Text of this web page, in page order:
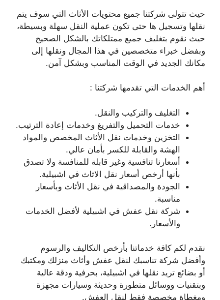
حيث تتولى شركتنا جميع محتويات الأثاث التي سوف يتم
نقلها وتسجيل ها حتى تكون عملية النقل سهلة وبسيطة،
حيث نقوم بتغليف جميع ممتلكاتك بالشكل الصحيح
وبفضل خبراء متخصصين في هذا المجال ونقلها إلى
مكانك الجديد في الوقت المناسب وبشكل آمن.
أهم الخدمات التي تقدمها شركتنا :
التغليف والتركيب والنقل.
خدمات التحميل والتفريغ وخدمات إعادة الترتيب.
التخزين وخدمات نقل الأثاث المخصص والمواد
الهشة والقابلة للكسر بأمان عالي.
أسعارنا تنافسية وغير قابلة للمنافسة ولا تصدق
بأنها أرخص أسعار نقل الاثاث في اشبيلية.
الجودة والمصداقية في نقل الأثاث وبأسعار
مناسبة.
شركة نقل عفش في اشبيلية لأفضل الخدمات
والأسعار.
نقدم لكم كافة خدماتنا بأرخص التكاليف والرسوم
وأفضل شركة تناسبك لنقل عفش وأثاث منزلك ومكتبك
أو بضائع تريد نقلها في اشبيلية، بحرفية ودقة عالية
وبتقنيات ووسائل متطورة وحديثة وسيارات مجهزة
ومغطاة مخصصة فقط لنقل العفش.